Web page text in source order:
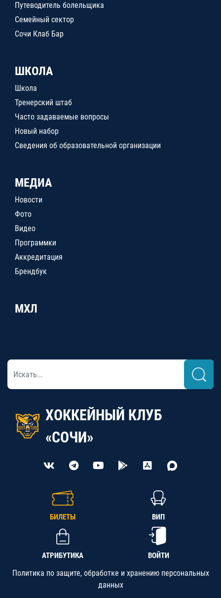
Путеводитель болельщика
Семейный сектор
Сочи Клаб Бар
ШКОЛА
Школа
Тренерский штаб
Часто задаваемые вопросы
Новый набор
Сведения об образовательной организации
МЕДИА
Новости
Фото
Видео
Программки
Аккредитация
Брендбук
МХЛ
ХОККЕЙНЫЙ КЛУБ
«СОЧИ»
БИЛЕТЫ ВИП
АТРИБУТИКА ВОЙТИ
Политика по защите, обработке и хранению персональных
данных